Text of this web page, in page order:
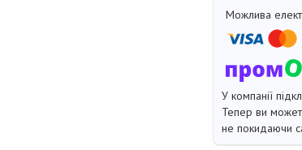
У компанії
Тепер ви
не покидаючи